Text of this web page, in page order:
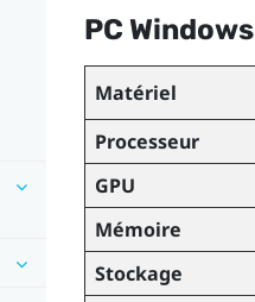
PC Windows
Matériel
Processeur
GPU
Mémoire
Stockage